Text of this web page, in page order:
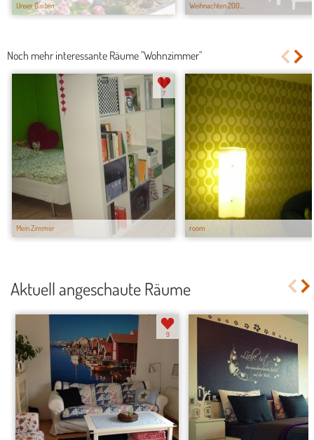
Unser Garten Weihnachten 200...
Noch mehr interessante Räume "Wohnzimmer"
Mein Zimmer
7
room
Aktuell angeschaute Räume
9